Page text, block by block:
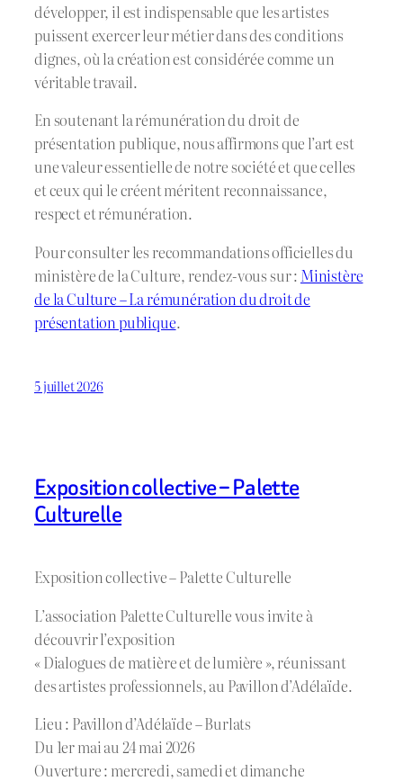
développer, il est indispensable que les artistes
puissent exercer leur métier dans des conditions
dignes, où la création est considérée comme un
véritable travail.
En soutenant la rémunération du droit de
présentation publique, nous affirmons que l’art est
une valeur essentielle de notre société et que celles
et ceux qui le créent méritent reconnaissance,
respect et rémunération.
Pour consulter les recommandations officielles du
ministère de la Culture, rendez-vous sur : Ministère
de la Culture – La rémunération du droit de
présentation publique.
5 juillet 2026
Exposition collective – Palette
Culturelle
Exposition collective – Palette Culturelle
L’association Palette Culturelle vous invite à
découvrir l’exposition
« Dialogues de matière et de lumière », réunissant
des artistes professionnels, au Pavillon d’Adélaïde.
Lieu : Pavillon d’Adélaïde – Burlats
Du 1er mai au 24 mai 2026
Ouverture : mercredi, samedi et dimanche